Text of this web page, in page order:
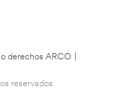
derechos ARCO
reservados.